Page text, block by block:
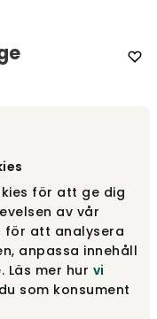
för att ge dig
av vår
för att analysera
anpassa innehåll
Läs mer hur vi
som konsument
2 195 kr